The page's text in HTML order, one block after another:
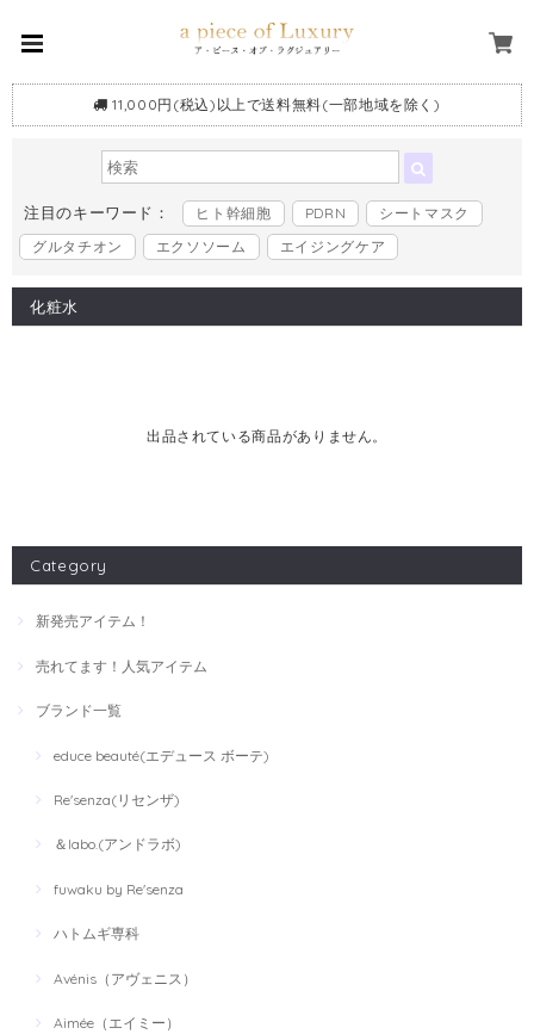
11,000円(税込)以上で送料無料(一部地域を除く)
注目のキーワード： ヒト幹細胞 PDRN
シートマスク
グルタチオン
エクソソーム エイジングケア
化粧水
出品されている商品がありません。
Category
新発売アイテム！
売れてます！人気アイテム
ブランド一覧
educe beauté(エデュース ボーテ)
Re'senza(リセンザ)
＆labo.(アンドラボ)
fuwaku by Re'senza
ハトムギ専科
Avénis（アヴェニス）
Aimée（エイミー）